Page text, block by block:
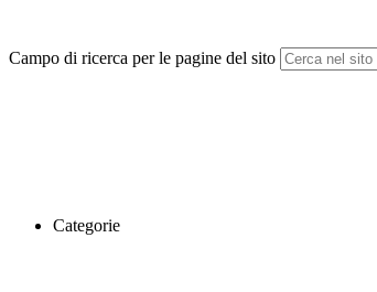
Campo di ricerca per le pagine del sito
Categorie